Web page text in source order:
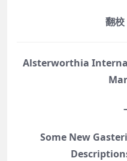
翻
Alsterworthia
Some New